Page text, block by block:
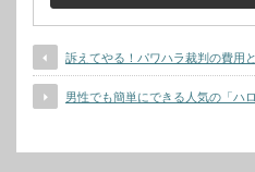
訴えてやる！パワハラ裁判の費用
男性でも簡単にできる人気の「ハ